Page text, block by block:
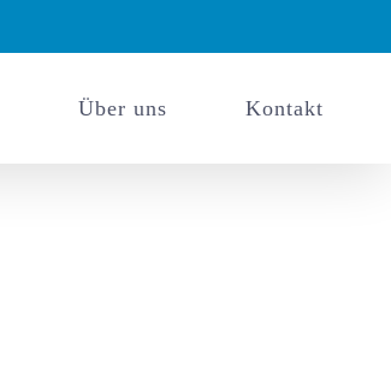
Über uns Kontakt